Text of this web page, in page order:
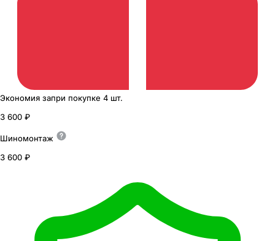
Экономия запри покупке 4 шт.
3 600 ₽
Шиномонтаж
3 600 ₽